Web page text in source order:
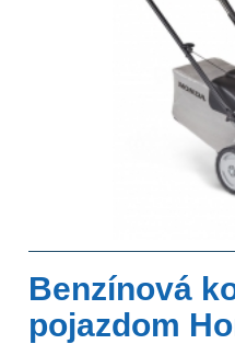
Benzínová
pojazdom